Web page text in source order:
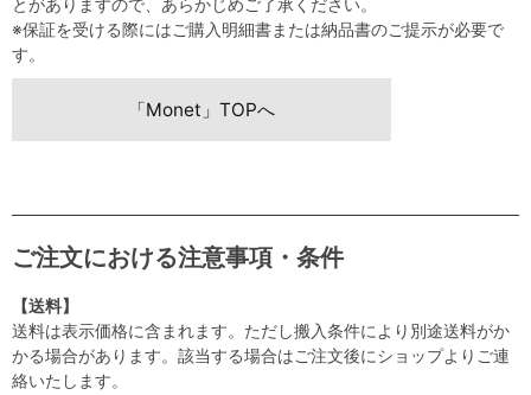
とがありますので、あらかじめご了承ください。
※保証を受ける際にはご購入明細書または納品書のご提示が必要で
す。
「Monet」TOPへ
ご注文における注意事項・条件
【送料】
送料は表示価格に含まれます。ただし搬入条件により別途送料がか
かる場合があります。該当する場合はご注文後にショップよりご連
絡いたします。